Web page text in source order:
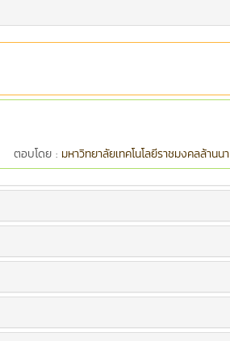
ตอบโดย : มหาวิทยาลัยเทคโนโลยีราชมงคลล้านนา